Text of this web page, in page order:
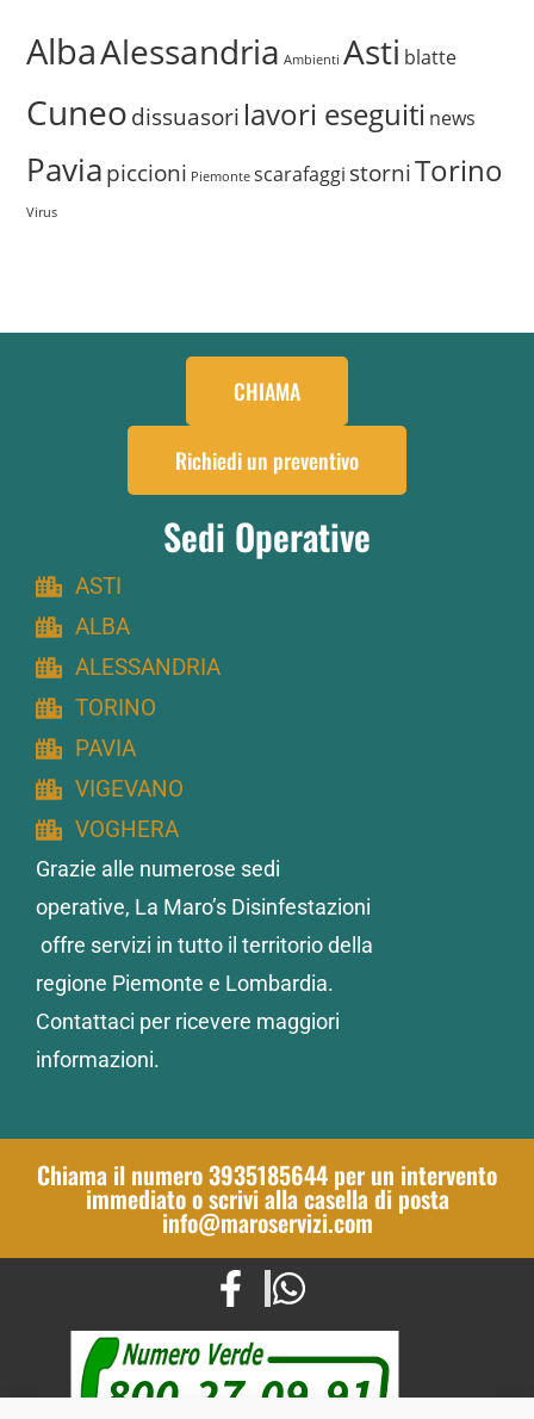
AlbaAlessandria Ambienti Asti blatte
Cuneodissuasori lavori eseguiti news
Paviapiccioni Piemonte scarafaggi storniTorino
Virus
CHIAMA
Richiedi un preventivo
Sedi Operative
ASTI
ALBA
ALESSANDRIA
TORINO
PAVIA
VIGEVANO
VOGHERA
Grazie alle numerose sedi
operative, La Maro’s Disinfestazioni
offre servizi in tutto il territorio della
regione Piemonte e Lombardia.
Contattaci per ricevere maggiori
informazioni.
Chiama il numero 3935185644 per un intervento
immediato o scrivi alla casella di posta
info@maroservizi.com